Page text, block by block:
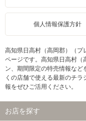
個人情報保護方針
高知県日高村（高岡郡）（プ
ページです。高知県日高村（
ン、期間限定の特売情報な
くの店舗で使える最新のチ
報をぜひご活用ください。
お店を探す